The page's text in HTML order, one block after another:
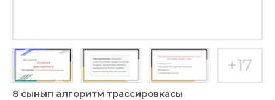
8 сынып алгоритм трассировкасы